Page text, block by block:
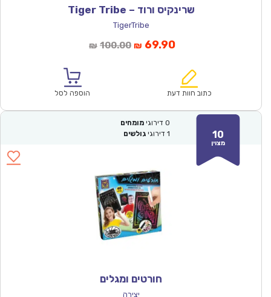
שרינקיס ורוד – Tiger Tribe
TigerTribe
₪ 100.00המחיר
₪100.00.
₪ 69.90המחיר
הוא:
כתוב חוות דעת הוספה לסל
10
מצוין
0 דירוגי מומחים
1 דירוגי גולשים
חורטים ומגלים
יצירה